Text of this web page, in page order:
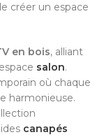
créer un espace
en bois, alliant
salon.
où chaque
harmonieuse.
canapés